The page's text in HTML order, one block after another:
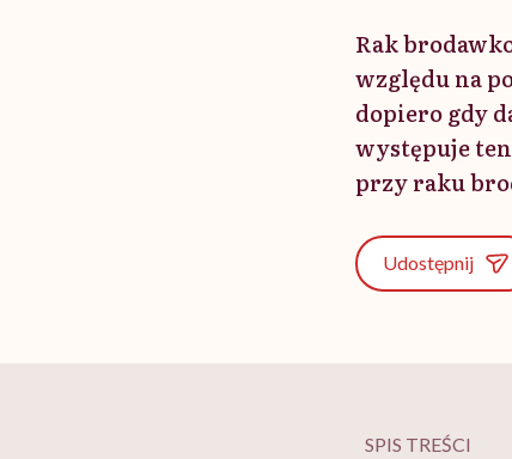
Rak
względu na
dopiero gdy
występuje
przy raku
Udostępnij
SPIS TREŚCI